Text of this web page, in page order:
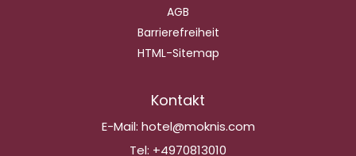
AGB
Barrierefreiheit
HTML-Sitemap
Kontakt
E-Mail: hotel@moknis.com
Tel: +4970813010